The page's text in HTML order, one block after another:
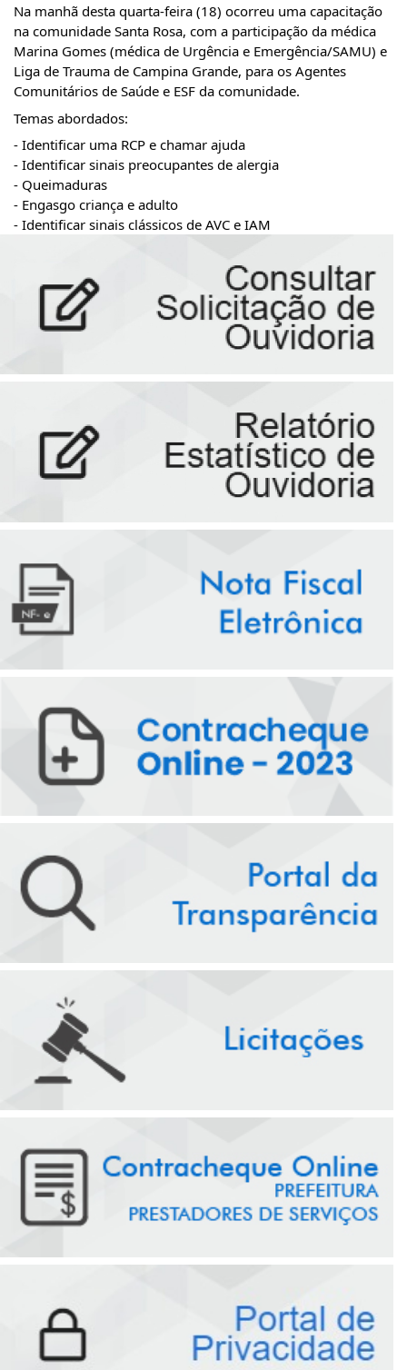
Na manhã desta quarta-feira (18) ocorreu uma capacitação
na comunidade Santa Rosa, com a participação da médica
Marina Gomes (médica de Urgência e Emergência/SAMU) e
Liga de Trauma de Campina Grande, para os Agentes
Comunitários de Saúde e ESF da comunidade.
Temas abordados:
- Identificar uma RCP e chamar ajuda
- Identificar sinais preocupantes de alergia
- Queimaduras
- Engasgo criança e adulto
- Identificar sinais clássicos de AVC e IAM